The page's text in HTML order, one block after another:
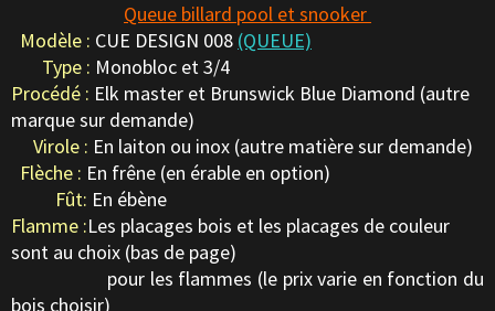
Queue billard pool et snooker
Modèle : CUE DESIGN 008 (QUEUE)
Type : Monobloc et 3/4
Procédé : Elk master et Brunswick Blue Diamond (autre
marque sur demande)
Virole : En laiton ou inox (autre matière sur demande)
Flèche : En frêne (en érable en option)
Fût: En ébène
Flamme :Les placages bois et les placages de couleur
sont au choix (bas de page)
pour les flammes (le prix varie en fonction du
bois choisir)